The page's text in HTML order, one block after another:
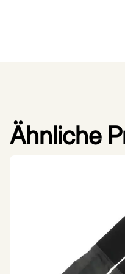
Ähnliche